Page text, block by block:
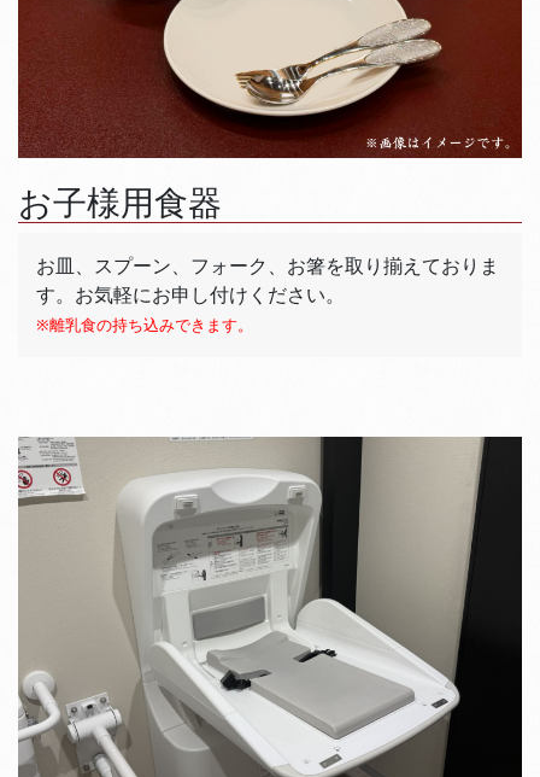
お子様用食器
お皿、スプーン、フォーク、お箸を取り揃えておりま
す。お気軽にお申し付けください。
※離乳食の持ち込みできます。